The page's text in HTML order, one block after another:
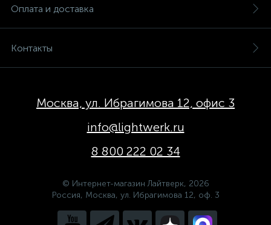
Оплата и доставка
Контакты
Москва, ул. Ибрагимова 12, офис 3
info@lightwerk.ru
8 800 222 02 34
© Интернет-магазин Лайтверк, 2026
Россия, Москва, ул. Ибрагимова 12, оф. 3